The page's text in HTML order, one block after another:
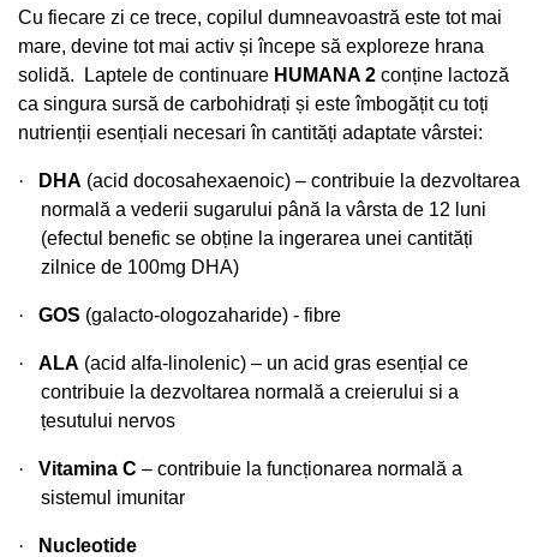
Cu fiecare zi ce trece, copilul dumneavoastră este tot mai
mare, devine tot mai activ și începe să exploreze hrana
solidă.
Laptele de continuare HUMANA 2 conține lactoză
ca singura sursă de carbohidrați și este îmbogățit cu toți
nutrienții esențiali necesari în cantități adaptate vârstei:
· DHA (acid docosahexaenoic) – contribuie la dezvoltarea
normală a vederii sugarului până la vârsta de 12 luni
(efectul benefic se obține la ingerarea unei cantități
zilnice de 100mg DHA)
· GOS (galacto-ologozaharide) - fibre
· ALA (acid alfa-linolenic) – un acid gras esențial ce
contribuie la dezvoltarea normală a creierului si a
țesutului nervos
· Vitamina C – contribuie la funcționarea normală a
sistemul imunitar
· Nucleotide